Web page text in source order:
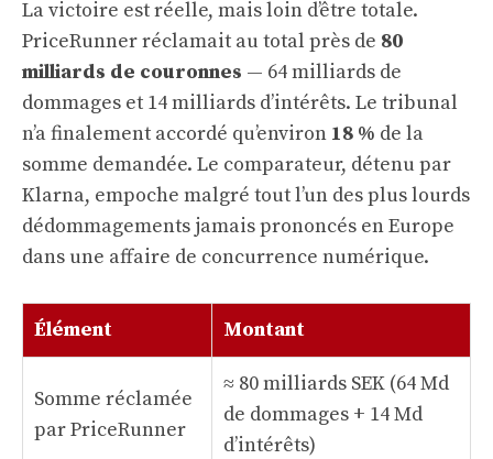
La victoire est réelle, mais loin d’être totale.
PriceRunner réclamait au total près de 80
milliards de couronnes — 64 milliards de
dommages et 14 milliards d’intérêts. Le tribunal
n’a finalement accordé qu’environ 18 % de la
somme demandée. Le comparateur, détenu par
Klarna, empoche malgré tout l’un des plus lourds
dédommagements jamais prononcés en Europe
dans une affaire de concurrence numérique.
Élément Montant
Somme réclamée
par PriceRunner
≈ 80 milliards SEK (64 Md
de dommages + 14 Md
d’intérêts)